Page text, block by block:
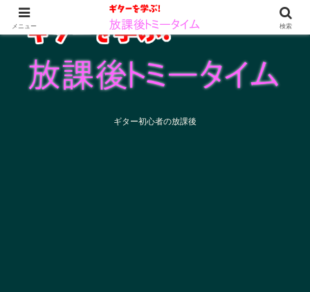
ギター初心者の放課後
メニュー 検索